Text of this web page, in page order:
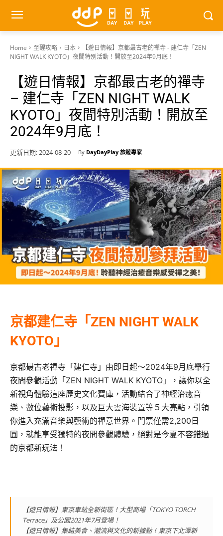
Home 至醒攻略 日本
【遊日情報】京都最古老的禪寺 - 建仁寺「ZEN
NIGHT WALK KYOTO」夜間特別活動！開放至2024年9月底！
【遊日情報】京都最古老的禪寺
– 建仁寺「ZEN NIGHT WALK
KYOTO」夜間特別活動！開放至
2024年9月底！
更新日期:2024-08-20 By DayDayPlay 旅遊專家
京都建仁寺「ZEN NIGHT WALK
KYOTO」
京都最古老禪寺「建仁寺」由即日起～2024年9月底舉行
夜間參觀活動「ZEN NIGHT WALK KYOTO」，讓你以全
新視角體驗這座歷史文化寶庫，活動結合了神經治癒音
樂、數位藝術投影，以及巨大雲海裝置等５大亮點，引領
你進入充滿音樂與藝術的禪意世界。門票僅需2,200日
圓，就能享受獨特的夜間參觀體驗，絕對是今夏不容錯過
的京都新玩法！
【遊日情報】東京車站全新街區！大型商場「TOKYO TORCH
Terrace」及公園2021年7月登場！
【遊日情報】集結美食、潮流與文化的新據點！東京下北澤新